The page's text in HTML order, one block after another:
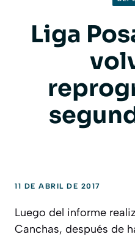
Liga
11 DE ABRIL DE 2017
Luego del informe
Canchas, después de